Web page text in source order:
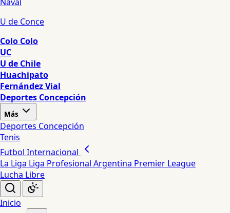
U de Conce
Colo Colo
UC
U de Chile
Huachipato
Fernández Vial
Deportes Concepción
Más
Deportes Concepción
Tenis
Futbol Internacional
La Liga Liga Profesional Argentina Premier League
Lucha Libre
Inicio